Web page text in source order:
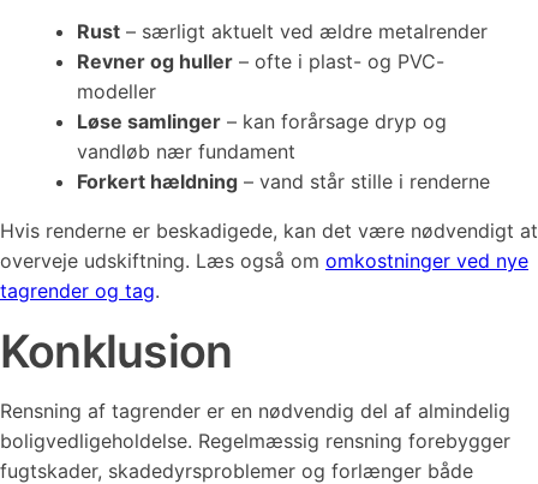
Rust – særligt aktuelt ved ældre metalrender
Revner og huller – ofte i plast- og PVC-
modeller
Løse samlinger – kan forårsage dryp og
vandløb nær fundament
Forkert hældning – vand står stille i renderne
Hvis renderne er beskadigede, kan det være nødvendigt at
overveje udskiftning. Læs også om omkostninger ved nye
tagrender og tag.
Konklusion
Rensning af tagrender er en nødvendig del af almindelig
boligvedligeholdelse. Regelmæssig rensning forebygger
fugtskader, skadedyrsproblemer og forlænger både